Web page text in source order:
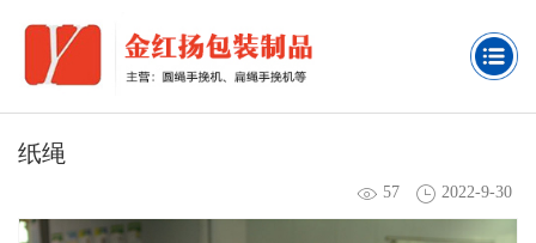
纸绳
57 2022-9-30